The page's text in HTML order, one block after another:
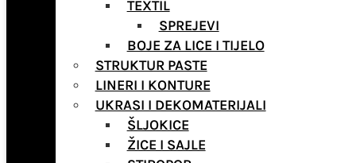
TEXTIL
SPREJEVI
BOJE ZA LICE I TIJELO
STRUKTUR PASTE
LINERI I KONTURE
UKRASI I DEKOMATERIJALI
ŠLJOKICE
ŽICE I SAJLE